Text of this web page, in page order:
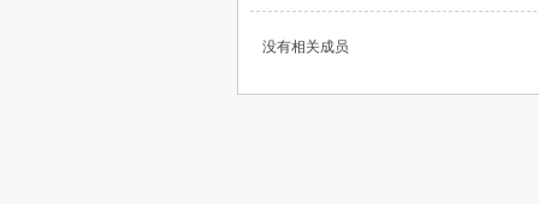
没有相关成员